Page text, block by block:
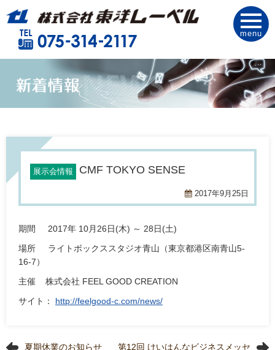
menu
展示会情報 CMF TOKYO SENSE
2017年9月25日
期間 2017年 10月26日(木) ～ 28日(土)
場所 ライトボックススタジオ青山（東京都港区南青山5-
16-7）
主催 株式会社 FEEL GOOD CREATION
サイト： http://feelgood-c.com/news/
夏期休業のお知らせ 第12回 けいはんなビジネスメッセ